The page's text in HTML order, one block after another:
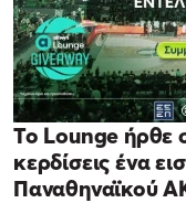
Το Lounge ήρθε
κερδίσεις ένα
Παναθηναϊκού